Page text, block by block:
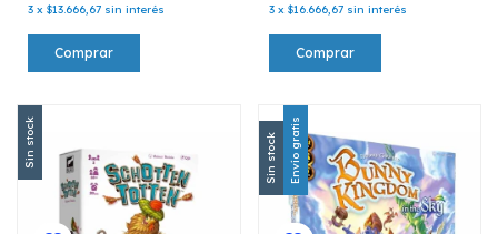
3 x $13.666,67 sin interés 3 x $16.666,67 sin interés
Sin stock Sin stock Envío gratis